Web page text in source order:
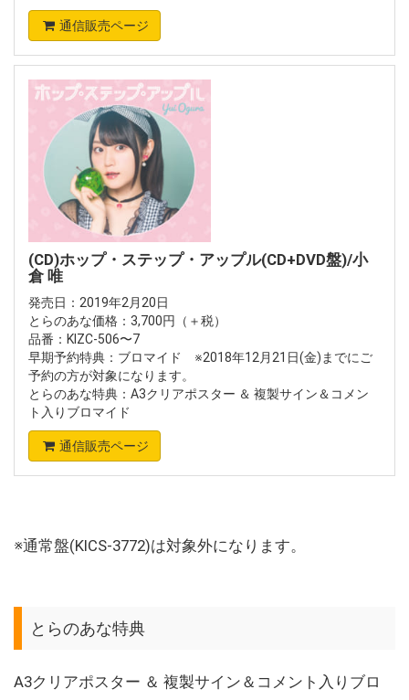
通信販売ページ
(CD)ホップ・ステップ・アップル(CD+DVD盤)/小
倉 唯
発売日：2019年2月20日
とらのあな価格：3,700円（＋税）
品番：KIZC-506〜7
早期予約特典：ブロマイド ※2018年12月21日(金)までにご
予約の方が対象になります。
とらのあな特典：A3クリアポスター ＆ 複製サイン＆コメン
ト入りブロマイド
通信販売ページ
※通常盤(KICS-3772)は対象外になります。
とらのあな特典
A3クリアポスター ＆ 複製サイン＆コメント入りブロ